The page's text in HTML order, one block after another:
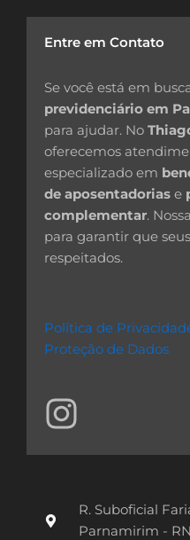
Entre em Contato
Se você está em
previdenciário em
para ajudar. No
oferecemos
especializado em
de aposentadorias e
complementar.
para garantir que
respeitados.
Política de
Proteção de Dados
I
n
s
R. Suboficial
Parnamirim -